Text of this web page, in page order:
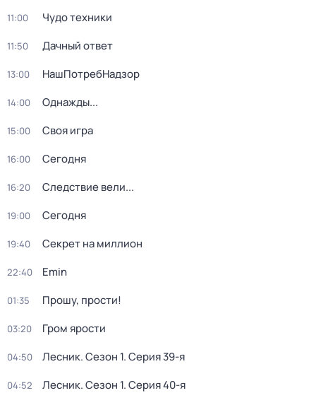
11:00 Чудо техники
11:50 Дачный ответ
13:00 НашПотребНадзор
14:00 Однажды...
15:00 Своя игра
16:00 Сегодня
16:20 Следствие вели...
19:00 Сегодня
19:40 Секрет на миллион
22:40 Emin
01:35 Прошу, прости!
03:20 Гром ярости
04:50 Лесник. Сезон 1. Серия 39-я
04:52 Лесник. Сезон 1. Серия 40-я